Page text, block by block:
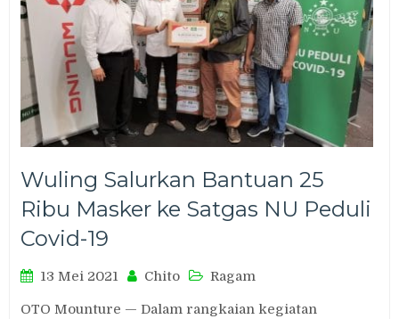
Wuling Salurkan Bantuan 25
Ribu Masker ke Satgas NU Peduli
Covid-19
13 Mei 2021 Chito Ragam
OTO Mounture — Dalam rangkaian kegiatan